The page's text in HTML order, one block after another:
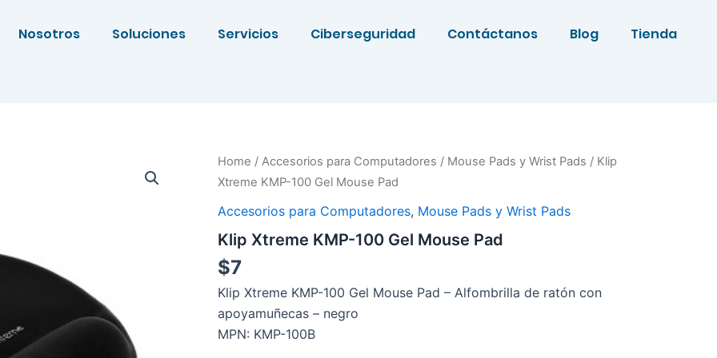
Nosotros Soluciones Servicios Ciberseguridad Contáctanos Blog Tienda
Home / Accesorios para Computadores / Mouse Pads y Wrist Pads / Klip
Xtreme KMP-100 Gel Mouse Pad
Accesorios para Computadores, Mouse Pads y Wrist Pads
Klip Xtreme KMP-100 Gel Mouse Pad
$7
Klip Xtreme KMP-100 Gel Mouse Pad – Alfombrilla de ratón con
apoyamuñecas – negro
MPN: KMP-100B